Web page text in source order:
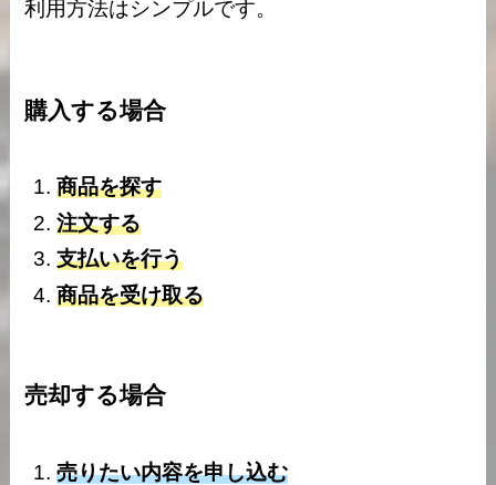
利用方法はシンプルです。
購入する場合
商品を探す
注文する
支払いを行う
商品を受け取る
売却する場合
売りたい内容を申し込む